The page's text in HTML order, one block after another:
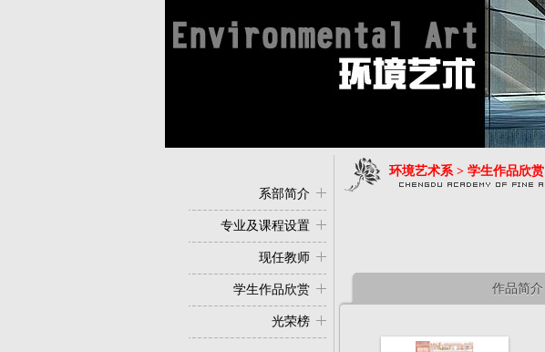
系部简介
专业及课程设置
现任教师
学生作品欣赏
光荣榜
环境艺术系 > 学生作品欣赏
作品简介